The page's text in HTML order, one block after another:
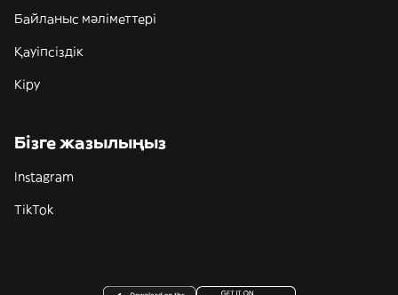
Байланыс мәліметтері
Қауіпсіздік
Кіру
Бізге жазылыңыз
Instagram
TikTok